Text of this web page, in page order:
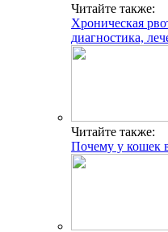
Читайте также:
Хроническая
диагностика,
Читайте также:
Почему у кошек